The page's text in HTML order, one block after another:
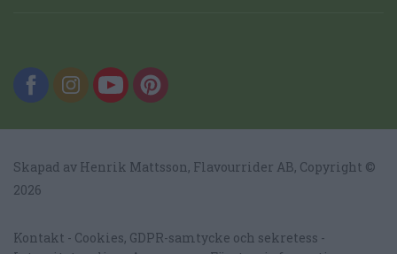
Skapad av Henrik Mattsson, Flavourrider AB, Copyright ©
2026
Kontakt
Cookies, GDPR-samtycke och sekretess